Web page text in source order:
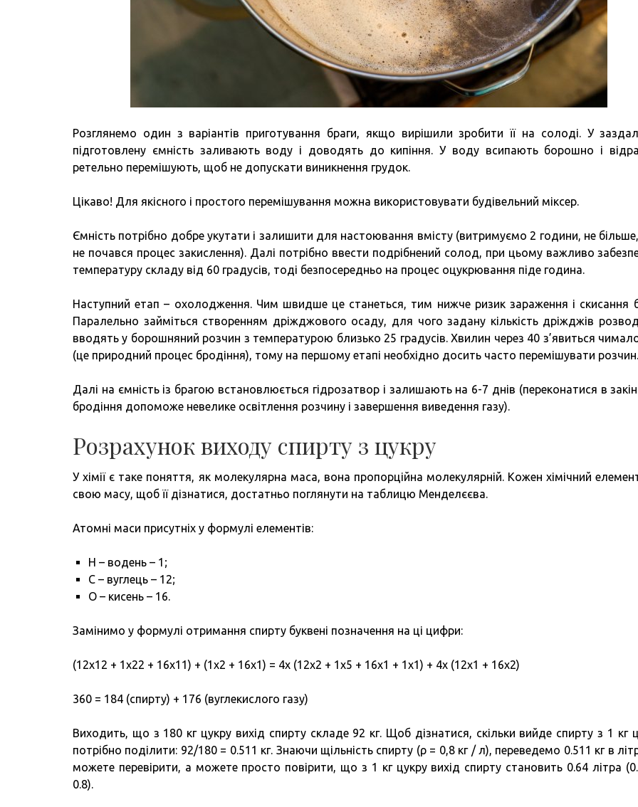
Розглянемо один з варіантів приготування браги, якщо вирішили зробити її на солоді. У
підготовлену ємність заливають воду і доводять до кипіння. У воду всипають борошно і
ретельно перемішують, щоб не допускати виникнення грудок.
Цікаво! Для якісного і простого перемішування можна використовувати будівельний міксер.
Ємність потрібно добре укутати і залишити для настоювання вмісту (витримуємо 2 години, не
не почався процес закислення). Далі потрібно ввести подрібнений солод, при цьому важливо
температуру складу від 60 градусів, тоді безпосередньо на процес оцукрювання піде година.
Наступний етап – охолодження. Чим швидше це станеться, тим нижче ризик зараження і скисання
Паралельно займіться створенням дріжджового осаду, для чого задану кількість дріжджів
вводять у борошняний розчин з температурою близько 25 градусів. Хвилин через 40 з’явиться
(це природний процес бродіння), тому на першому етапі необхідно досить часто перемішувати розчин.
Далі на ємність із брагою встановлюється гідрозатвор і залишають на 6-7 днів (переконатися в
бродіння допоможе невелике освітлення розчину і завершення виведення газу).
Розрахунок виходу спирту з цукру
У хімії є таке поняття, як молекулярна маса, вона пропорційна молекулярній. Кожен хімічний
свою масу, щоб її дізнатися, достатньо поглянути на таблицю Менделєєва.
Атомні маси присутніх у формулі елементів:
Н – водень – 1;
С – вуглець – 12;
О – кисень – 16.
Замінимо у формулі отримання спирту буквені позначення на ці цифри:
(12х12 + 1х22 + 16х11) + (1х2 + 16х1) = 4х (12х2 + 1х5 + 16х1 + 1х1) + 4х (12х1 + 16х2)
360 = 184 (спирту) + 176 (вуглекислого газу)
Виходить, що з 180 кг цукру вихід спирту складе 92 кг. Щоб дізнатися, скільки вийде спирту з 1 кг
потрібно поділити: 92/180 = 0.511 кг. Знаючи щільність спирту (ρ = 0,8 кг / л), переведемо 0.511 кг в
можете перевірити, а можете просто повірити, що з 1 кг цукру вихід спирту становить 0.64 літра
0.8).